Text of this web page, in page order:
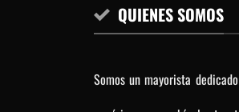
QUIENES SOMOS
Somos un mayorista